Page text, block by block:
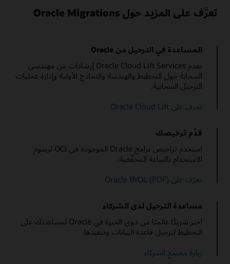
تعرَّف على المزيد حول Oracle Migrations
المساعدة في الترحيل من Oracle
تقدم Oracle Cloud Lift Services إرشادات من مهندسي
السحابة حول التخطيط والهندسة والنماذج الأولية وإدارة عمليات
الترحيل السحابية.
تعرف على Oracle Cloud Lift
قدِّم ترخيصك
استخدم تراخيص برامج Oracle الموجودة في OCI لرسوم
الاستخدام بالساعة المخفّضة.
تعرّف على Oracle BYOL (PDF)
مساعدة الترحيل لدى الشركاء
اختر شريكًا عالميًا من ذوي الخبرة في Oracle لمساعدتك على
التخطيط لترحيل قاعدة البيانات وتنفيذها.
زيارة مجتمع الشركاء